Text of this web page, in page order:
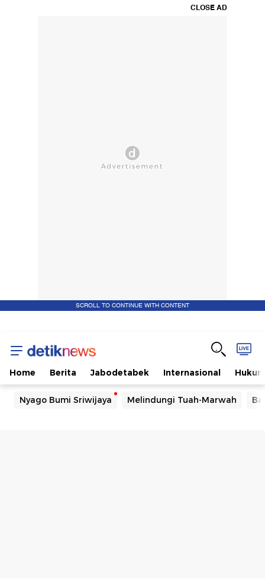
CLOSE AD
SCROLL TO CONTINUE WITH CONTENT
Home Berita Jabodetabek Internasional Hukum
Nyago Bumi Sriwijaya Melindungi Tuah-Marwah